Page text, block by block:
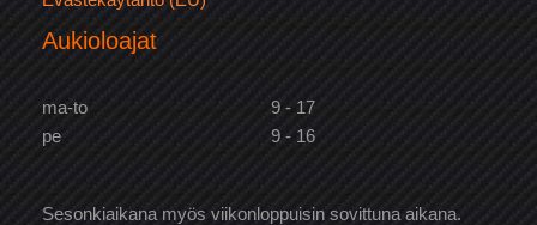
Aukioloajat
ma-to
9 - 17
pe
9 - 16
Sesonkiaikana myös viikonloppuisin sovittuna aikana.